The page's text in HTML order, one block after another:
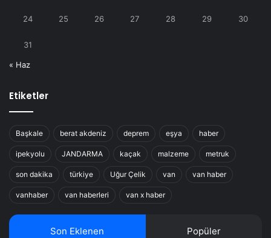
24 25 26 27 28 29 30
31
« Haz
Etiketler
Başkale berat akdeniz deprem eşya haber
ipekyolu JANDARMA kaçak malzeme metruk
son dakika türkiye Uğur Çelik van van haber
vanhaber van haberleri van x haber
Son Eklenen Popüler